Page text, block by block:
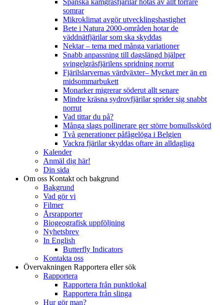
somrar
Mikroklimat avgör utvecklingshastighet
Bete i Natura 2000-områden hotar de
väddnätfjärilar som ska skyddas
Nektar – tema med många variationer
Snabb anpassning till dagslängd hjälper
svingelgräsfjärilens spridning norrut
Fjärilslarvernas värdväxter– Mycket mer än en
midsommarbukett
Monarker migrerar söderut allt senare
Mindre kräsna sydrovfjärilar sprider sig snabbt
norrut
Vad tittar du på?
Många slags pollinerare ger större bomullsskörd
Två generationer påfågelöga i Belgien
Vackra fjärilar skyddas oftare än alldagliga
Kalender
Anmäl dig här!
Din sida
Om oss Kontakt och bakgrund
Bakgrund
Vad gör vi
Filmer
Årsrapporter
Biogeografisk uppföljning
Nyhetsbrev
In English
Butterfly Indicators
Kontakta oss
Övervakningen Rapportera eller sök
Rapportera
Rapportera från punktlokal
Rapportera från slinga
Hur gör man?